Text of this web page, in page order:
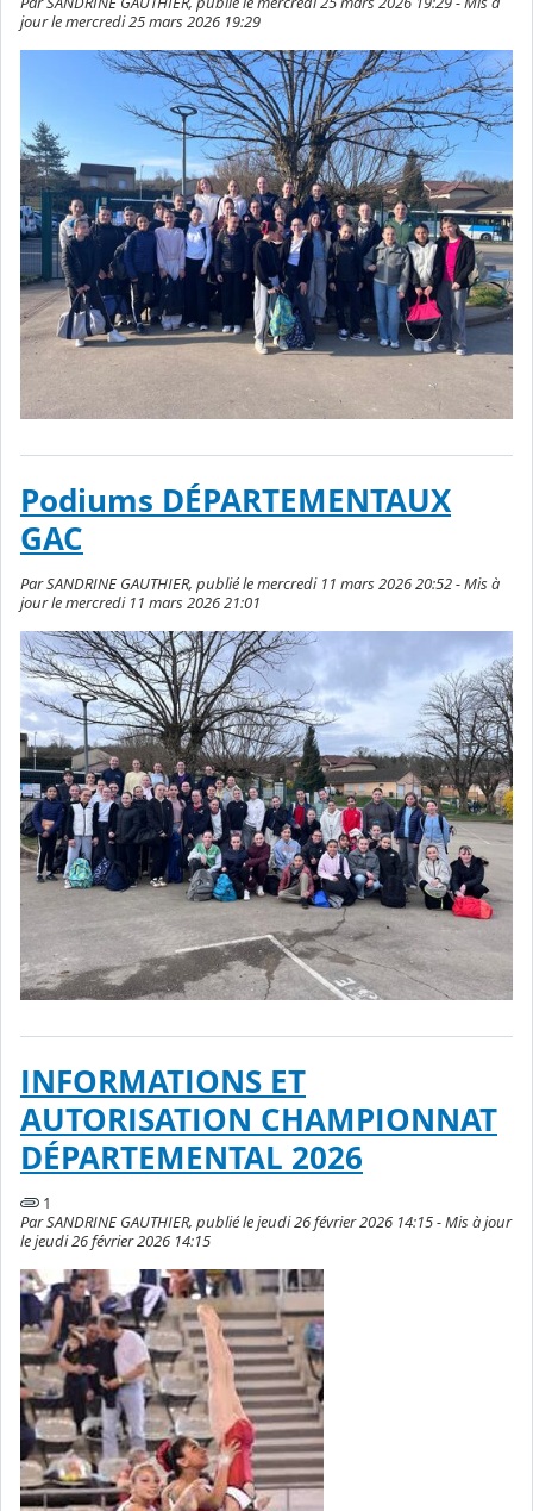
jour le mercredi 25 mars 2026 19:29
Podiums DÉPARTEMENTAUX
GAC
Par SANDRINE GAUTHIER, publié le mercredi 11 mars 2026 20:52 - Mis à
jour le mercredi 11 mars 2026 21:01
INFORMATIONS ET
AUTORISATION CHAMPIONNAT
DÉPARTEMENTAL 2026
1
Par SANDRINE GAUTHIER, publié le jeudi 26 février 2026 14:15 - Mis à jour
le jeudi 26 février 2026 14:15